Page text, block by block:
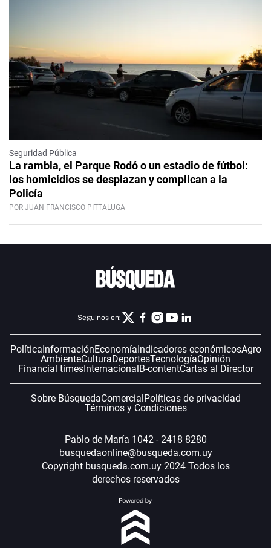
Seguridad Pública
La rambla, el Parque Rodó o un estadio de fútbol:
los homicidios se desplazan y complican a la
Policía
POR JUAN FRANCISCO PITTALUGA
Seguinos en:
PolíticaInformaciónEconomíaIndicadores económicosAgro
AmbienteCulturaDeportesTecnologíaOpinión
Financial timesInternacionalB-contentCartas al Director
Sobre BúsquedaComercialPolíticas de privacidad
Términos y Condiciones
Pablo de María 1042 - 2418 8280
busquedaonline@busqueda.com.uy
Copyright busqueda.com.uy 2024 Todos los
derechos reservados